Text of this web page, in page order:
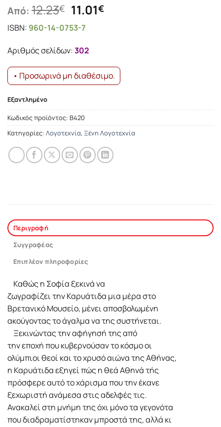
Από: 12.23€ Original
price
was:
12.23€.
11.01€Η
ISBN: 960-14-0753-7
Αριθμός σελίδων:302
• Προσωρινά μη διαθέσιμο.
Εξαντλημένο
Κωδικός προϊόντος: Β420
Κατηγορίες: Λογοτεχνία, Ξένη Λογοτεχνία
Περιγραφή
Συγγραφέας
Επιπλέον πληροφορίες
Καθώς η Σοφία ξεκινά να
ζωγραφίζει την Καρυάτιδα μια μέρα στο
Βρετανικό Μουσείο, μένει αποσβολωμένη
ακούγοντας το άγαλμα να της συστήνεται.
Ξεκινώντας την αφήγησή της από
την εποχή που κυβερνούσαν το κόσμο οι
ολύμπιοι θεοί και το χρυσό αιώνα της Αθήνας,
η Καρυάτιδα εξηγεί πώς η θεά Αθηνά τής
πρόσφερε αυτό το χάρισμα που την έκανε
ξεχωριστή ανάμεσα στις αδελφές τις.
Ανακαλεί στη μνήμη της όχι μόνο τα γεγονότα
που διαδραματίστηκαν μπροστά της, αλλά κι